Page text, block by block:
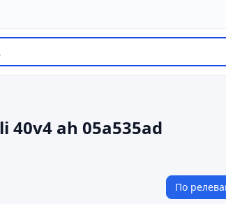
ah 05a535ad
По